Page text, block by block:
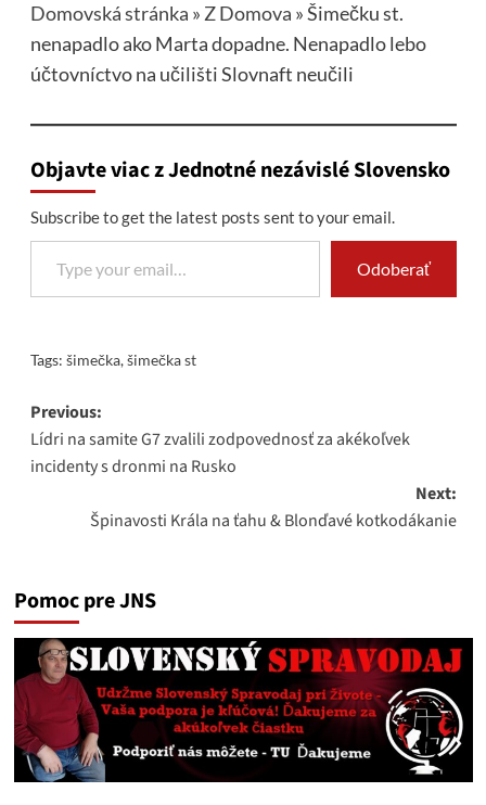
Domovská stránka » Z Domova »Šimečku st.
nenapadlo ako Marta dopadne. Nenapadlo lebo
účtovníctvo na učilišti Slovnaft neučili
Objavte viac z Jednotné nezávislé Slovensko
Subscribe to get the latest posts sent to your email.
Type your email…
Odoberať
Tags: šimečka,šimečka st
Post
navigation
Previous:
Lídri na samite G7 zvalili zodpovednosť za akékoľvek
incidenty s dronmi na Rusko
Next:
Špinavosti Krála na ťahu & Blonďavé kotkodákanie
Pomoc pre JNS